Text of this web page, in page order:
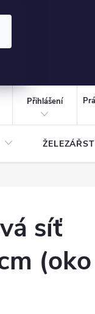
Přihlášení
síť
(oko